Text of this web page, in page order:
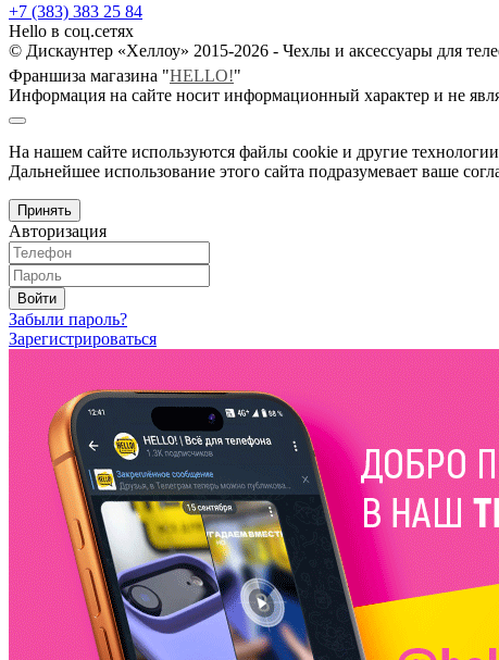
+7 (383) 383 25 84
Hello в соц.сетях
© Дискаунтер «Хеллоу» 2015-2026 - Чехлы и аксессуары для
Франшиза магазина "HELLO!"
Информация на сайте носит информационный характер и не
На нашем сайте используются файлы cookie и другие
Дальнейшее использование этого сайта подразумевает ваше
Принять
Авторизация
Войти
Забыли пароль?
Зарегистрироваться